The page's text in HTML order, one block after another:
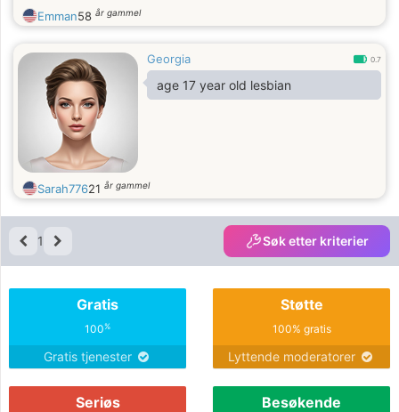
Emman58 år gammel
Georgia 0.7
age 17 year old lesbian
Sarah77621 år gammel
1 Søk etter kriterier
Gratis
100%
Gratis tjenester
Støtte
100% gratis
Lyttende moderatorer
Seriøs Besøkende